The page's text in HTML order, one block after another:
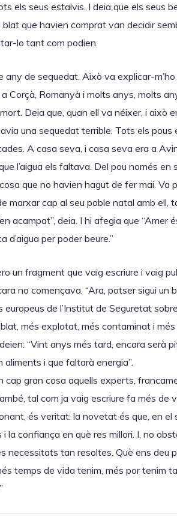
els seus estalvis. I deia que els seus
blat que havien comprat van decidir
lo tant com podien.
any de sequedat. Això va explicar-
Corçà, Romanyà i molts anys, molts
Deia que, quan ell va néixer, i això
una sequedat terrible. Tots els pous
A casa seva, i casa seva era a
l’aigua els faltava. Del pou només
cosa que no havien hagut de fer mai. Va
marxar cap al seu poble natal amb ell,
acampat”, deia. I hi afegia que
d’aigua per poder beure.”
un fragment que vaig escriure i vaig
no començava. “Ara, potser sigui
de l’Institut de Seguretat
més explotat, més contaminat i més
“Vint anys més tard, encara serà
aliments i que faltarà energia”.
cap gran cosa aquells experts,
tal com ja vaig escriure fa més de
és veritat: la novetat és que, en el
i la confiança en què res millori. I, no
necessitats tan resoltes. Què ens deu
temps de vida tenim, més por tenim